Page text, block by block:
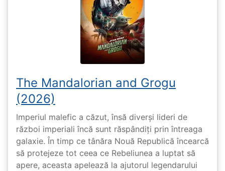
The Mandalorian and Grogu
(2026)
Imperiul malefic a căzut, însă diverși lideri de
război imperiali încă sunt răspândiți prin întreaga
galaxie. În timp ce tânăra Nouă Republică încearcă
să protejeze tot ceea ce Rebeliunea a luptat să
apere, aceasta apelează la ajutorul legendarului